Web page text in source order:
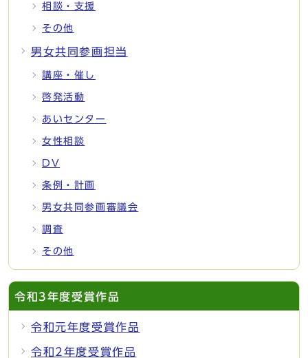
相談・支援
その他
男女共同参画担当
講座・催し
啓発活動
あいセンター
女性相談
DV
条例・計画
男女共同参画審議会
調査
その他
令和3年度受賞作品
令和元年度受賞作品
令和2年度受賞作品